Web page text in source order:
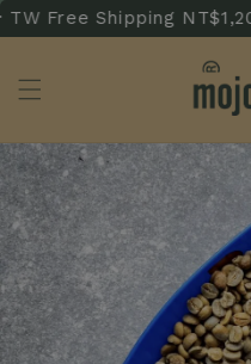
Free Shipping